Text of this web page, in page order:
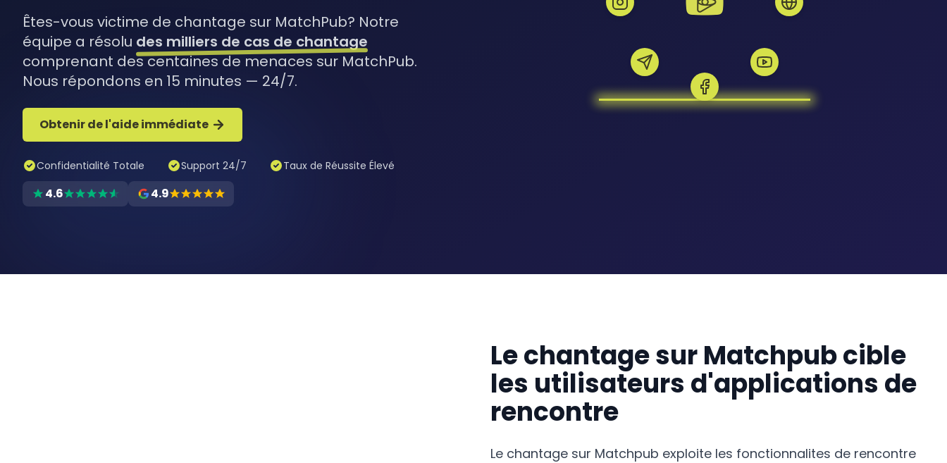
Êtes-vous victime de chantage sur MatchPub? Notre
équipe a résolu des milliers de cas de chantage
comprenant des centaines de menaces sur MatchPub.
Nous répondons en 15 minutes — 24/7.
Obtenir de l'aide immédiate
Confidentialité Totale Support 24/7 Taux de Réussite Élevé
4.6 4.9
Le chantage sur Matchpub cible
les utilisateurs d'applications de
rencontre
Le chantage sur Matchpub exploite les fonctionnalites de rencontre